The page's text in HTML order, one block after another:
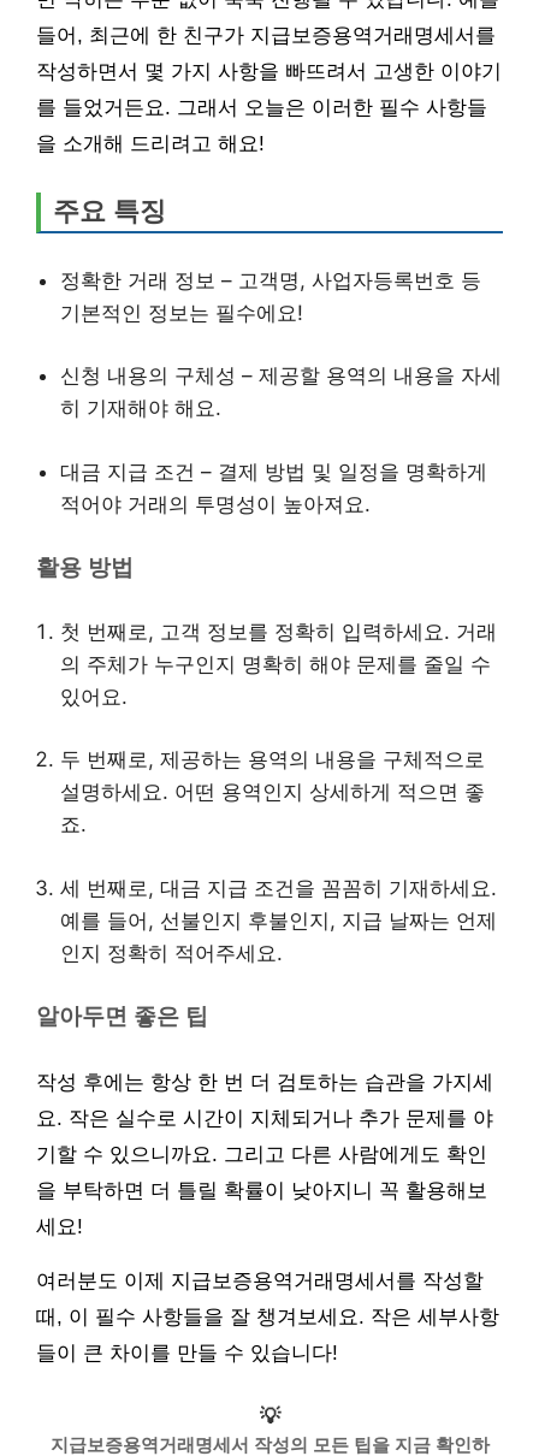
들어, 최근에 한 친구가 지급보증용역거래명세서를
작성하면서 몇 가지 사항을 빠뜨려서 고생한 이야기
를 들었거든요. 그래서 오늘은 이러한 필수 사항들
을 소개해 드리려고 해요!
주요 특징
정확한 거래 정보 – 고객명, 사업자등록번호 등
기본적인 정보는 필수에요!
신청 내용의 구체성 – 제공할 용역의 내용을 자세
히 기재해야 해요.
대금 지급 조건 – 결제 방법 및 일정을 명확하게
적어야 거래의 투명성이 높아져요.
활용 방법
첫 번째로, 고객 정보를 정확히 입력하세요. 거래
의 주체가 누구인지 명확히 해야 문제를 줄일 수
있어요.
두 번째로, 제공하는 용역의 내용을 구체적으로
설명하세요. 어떤 용역인지 상세하게 적으면 좋
죠.
세 번째로, 대금 지급 조건을 꼼꼼히 기재하세요.
예를 들어, 선불인지 후불인지, 지급 날짜는 언제
인지 정확히 적어주세요.
알아두면 좋은 팁
작성 후에는 항상 한 번 더 검토하는 습관을 가지세
요. 작은 실수로 시간이 지체되거나 추가 문제를 야
기할 수 있으니까요. 그리고 다른 사람에게도 확인
을 부탁하면 더 틀릴 확률이 낮아지니 꼭 활용해보
세요!
여러분도 이제 지급보증용역거래명세서를 작성할
때, 이 필수 사항들을 잘 챙겨보세요. 작은 세부사항
들이 큰 차이를 만들 수 있습니다!
💡
지급보증용역거래명세서 작성의 모든 팁을 지금 확인하